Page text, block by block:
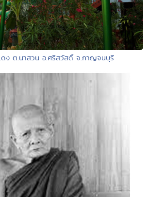
ดง ต.นาสวน อ.ศรีสวัสดิ์ จ.กาญจนบุรี